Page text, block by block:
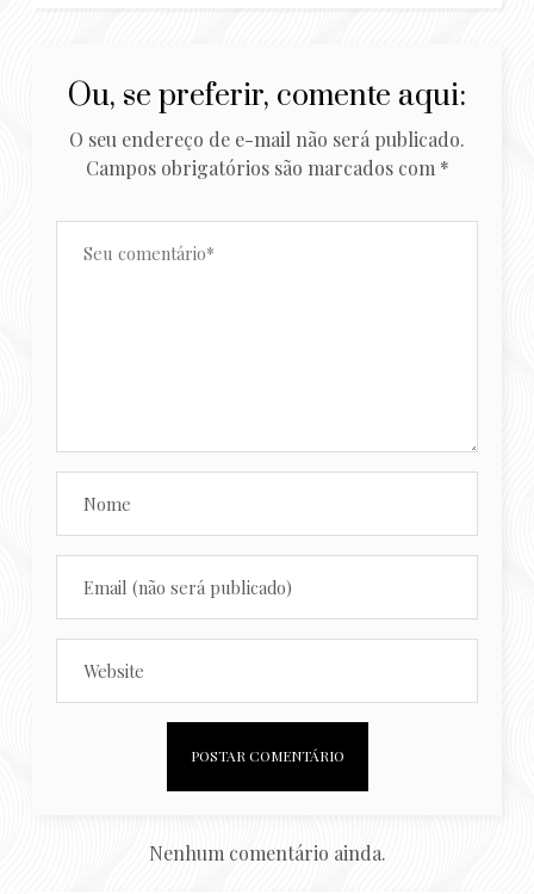
Ou, se preferir, comente aqui:
O seu endereço de e-mail não será publicado.
Campos obrigatórios são marcados com *
Nenhum comentário ainda.